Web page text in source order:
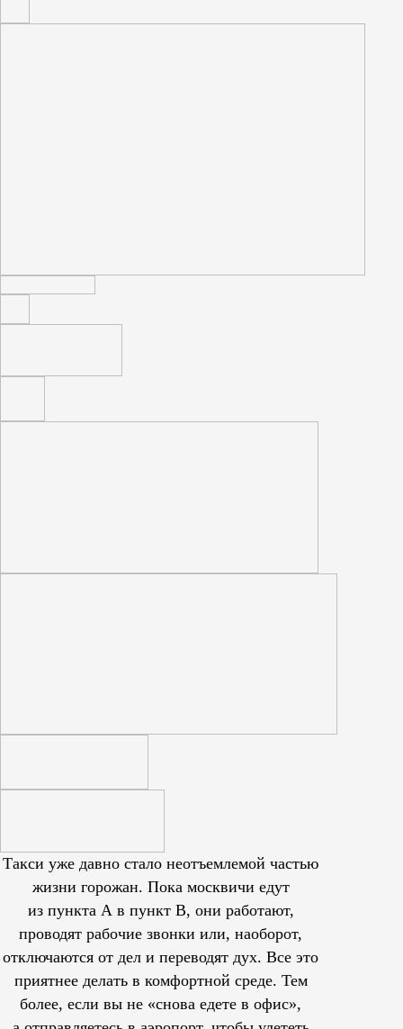
Такси уже давно стало неотъемлемой частью
жизни горожан. Пока москвичи едут
из пункта А в пункт В, они работают,
проводят рабочие звонки или, наоборот,
отключаются от дел и переводят дух. Все это
приятнее делать в комфортной среде. Тем
более, если вы не «снова едете в офис»,